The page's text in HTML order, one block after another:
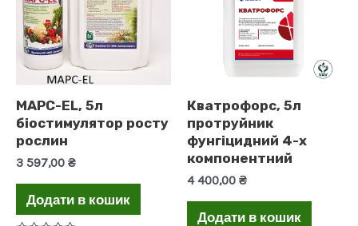
МАРС-EL, 5л
біостимулятор росту
рослин
3 597,00 ₴
Додати в кошик
Кватрофорс, 5л
протруйник
фунгіцидний 4-х
компонентний
4 400,00 ₴
Додати в кошик